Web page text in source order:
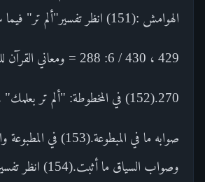
الهوامش :(151) انظر تفسير"ألم تر" فيما سلف 3: 160 / 5:
429 ، 430 / 6: 288 = ومعاني القرآن للفراء 1:
270.(152) في المخطوطة: "ألم تر بعلمك" ، وهو خطأ ،
صوابه ما في
وصواب السياق ما